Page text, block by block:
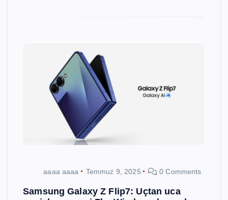
aaaa aaaa Temmuz 9, 2025 0 Comments
Samsung Galaxy Z Flip7: Uçtan uca